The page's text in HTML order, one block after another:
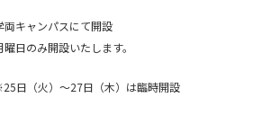
両キャンパスにて開設
日のみ開設いたします。
日（火）～27日（木）は臨時開設